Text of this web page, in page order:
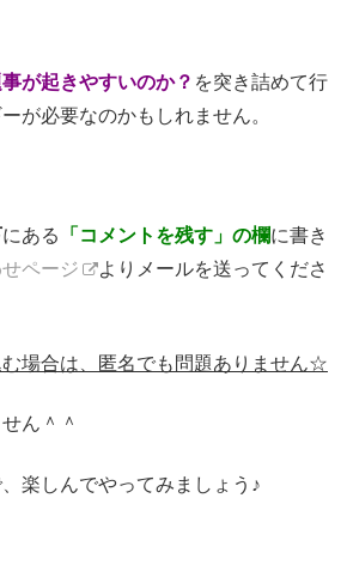
が起きやすいのか？ を突き詰めて行
が必要なのかもしれません。
にある 「コメントを残す」の欄に書き
ページ
よりメールを送ってくださ
場合は、匿名でも問題ありません☆
ん＾＾
楽しんでやってみましょう♪